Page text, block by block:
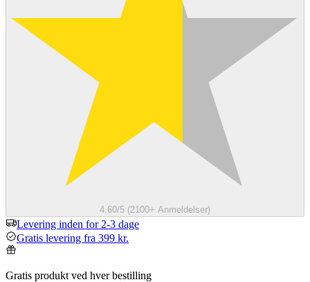
4.60/5 (2100+ Anmeldelser)
Levering inden for 2-3 dage
Gratis levering fra 399 kr.
Gratis produkt ved hver bestilling